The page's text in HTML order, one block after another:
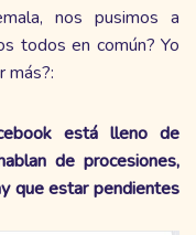
nos pusimos a
todos en común? Yo
más?:
está lleno de
de procesiones,
que estar pendientes